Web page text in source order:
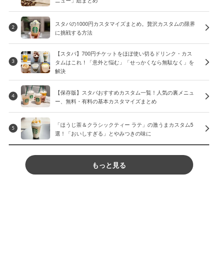
2
スタバの1000円カスタマイズまとめ。贅沢カスタムの限界
に挑戦する方法
3
【スタバ】700円チケットをほぼ使い切るドリンク・カス
タムはこれ！「意外と悩む」「せっかくなら無駄なく」を
解決
4
【保存版】スタバおすすめカスタム一覧！人気の裏メニュ
ー、無料・有料の基本カスタマイズまとめ
5
「ほうじ茶＆クラシックティー ラテ」の激うまカスタム5
選！「おいしすぎる」とやみつきの味に
もっと見る